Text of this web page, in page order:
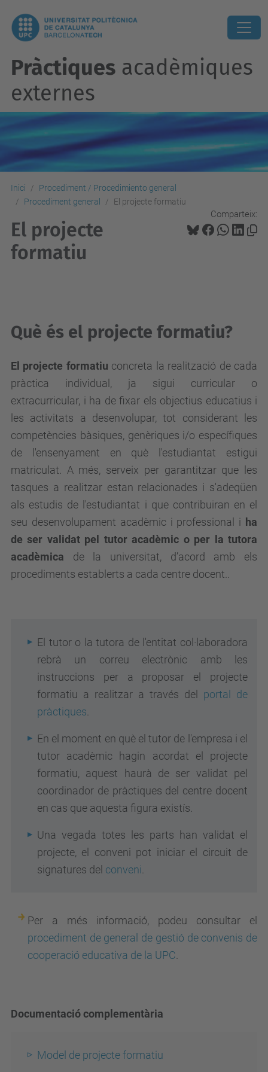
Pràctiques acadèmiques
externes
Inici
Procediment / Procedimiento general
Procediment general
El projecte formatiu
Comparteix:
El projecte
formatiu
Què és el projecte formatiu?
El projecte formatiu concreta la realització de cada
pràctica individual, ja sigui curricular o
extracurricular, i ha de fixar els objectius educatius i
les activitats a desenvolupar, tot considerant les
competències bàsiques, genèriques i/o específiques
de l'ensenyament en què l'estudiantat estigui
matriculat. A més, serveix per garantitzar que les
tasques a realitzar estan relacionades i s'adeqüen
als estudis de l'estudiantat i que contribuiran en el
seu desenvolupament acadèmic i professional i ha
de ser validat pel tutor acadèmic o per la tutora
acadèmica de la universitat, d’acord amb els
procediments establerts a cada centre docent
El tutor o la tutora de l'entitat col·laboradora
rebrà un correu electrònic amb les
instruccions per a proposar el projecte
formatiu a realitzar a través del portal de
pràctiques
En el moment en què el tutor de l'empresa i el
tutor acadèmic hagin acordat el projecte
formatiu, aquest haurà de ser validat pel
coordinador de pràctiques del centre docent
en cas que aquesta figura existís.
Una vegada totes les parts han validat el
projecte, el conveni pot iniciar el circuit de
signatures del conveni
Per a més informació, podeu consultar el
procediment de general de gestió de convenis de
cooperació educativa de la UPC
Documentació complementària
Model de projecte formatiu